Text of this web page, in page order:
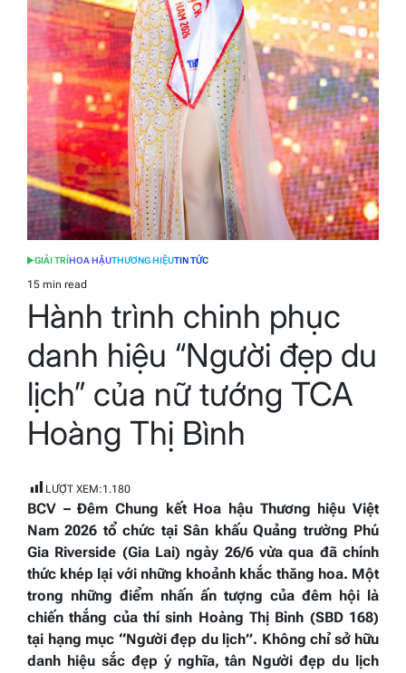
POSTED
IN
GIẢI TRÍ HOA HẬUTHƯƠNG HIỆUTIN TỨC
Estimated
read
15 min read
Hành trình chinh phục
danh hiệu “Người đẹp du
lịch” của nữ tướng TCA
Hoàng Thị Bình
LƯỢT XEM:1.180
BCV – Đêm Chung kết Hoa hậu Thương hiệu Việt
Nam 2026 tổ chức tại Sân khấu Quảng trường Phú
Gia Riverside (Gia Lai) ngày 26/6 vừa qua đã chính
thức khép lại với những khoảnh khắc thăng hoa. Một
trong những điểm nhấn ấn tượng của đêm hội là
chiến thắng của thí sinh Hoàng Thị Bình (SBD 168)
tại hạng mục “Người đẹp du lịch”. Không chỉ sở hữu
danh hiệu sắc đẹp ý nghĩa, tân Người đẹp du lịch